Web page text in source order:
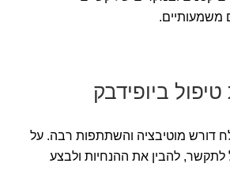
משמעותיים.
ביופידבק
דורש מוטיבציה והשתתפות רבה. על
לתקשר, להבין את ההנחיות ולבצע